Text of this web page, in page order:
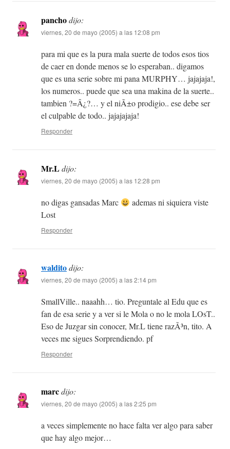
panchodijo:
viernes, 20 de mayo (2005) a las 12:08 pm
para mi que es la pura mala suerte de todos esos tios
de caer en donde menos se lo esperaban.. digamos
que es una serie sobre mi pana MURPHY… jajajaja!,
los numeros.. puede que sea una makina de la suerte..
tambien ?=Â¿?… y el niÃ±o prodigio.. ese debe ser
el culpable de todo.. jajajajaja!
Responder
Mr.Ldijo:
viernes, 20 de mayo (2005) a las 12:28 pm
no digas gansadas Marc
ademas ni siquiera viste
Lost
Responder
walditodijo:
viernes, 20 de mayo (2005) a las 2:14 pm
SmallVille.. naaahh… tio. Preguntale al Edu que es
fan de esa serie y a ver si le Mola o no le mola LOsT..
Eso de Juzgar sin conocer, Mr.L tiene razÃ³n, tito. A
veces me sigues Sorprendiendo. pf
Responder
marcdijo:
viernes, 20 de mayo (2005) a las 2:25 pm
a veces simplemente no hace falta ver algo para saber
que hay algo mejor…